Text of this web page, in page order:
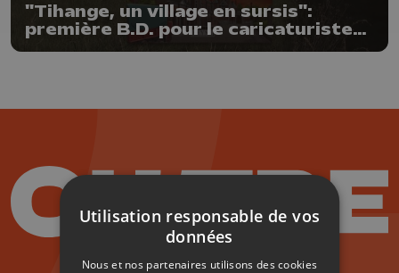
"Tihange, un village en sursis":
première B.D. pour le caricaturiste
Gauthy
Utilisation responsable de vos
données
Nous et nos partenaires utilisons des cookies